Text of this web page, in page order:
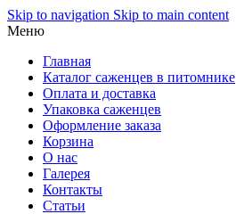
Skip to navigation Skip to main content
Меню
Главная
Каталог саженцев в питомнике
Оплата и доставка
Упаковка саженцев
Оформление заказа
Корзина
О нас
Галерея
Контакты
Статьи